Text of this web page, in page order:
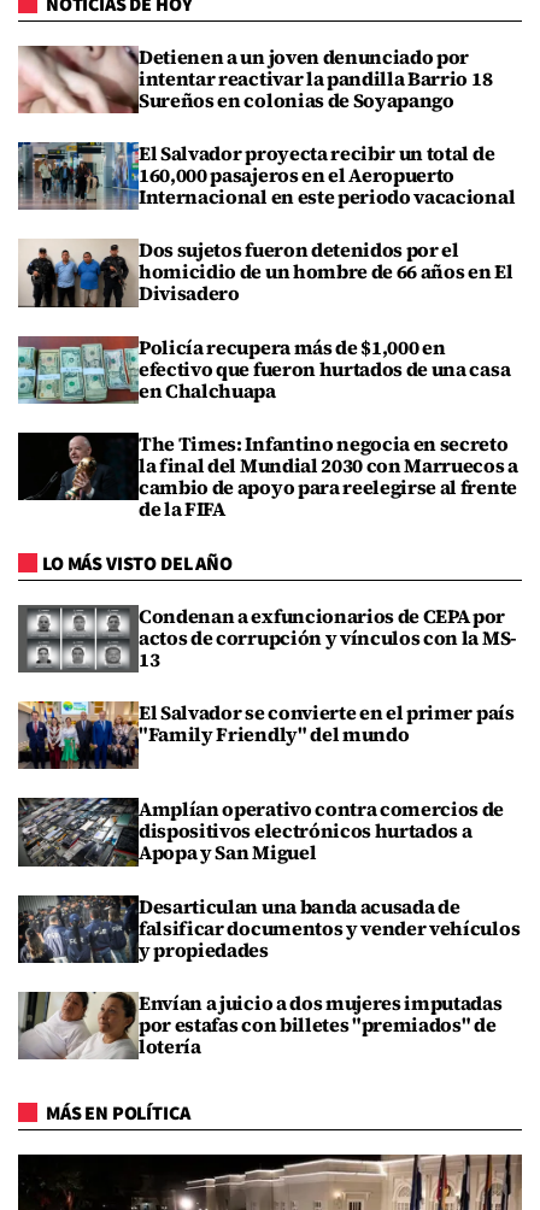
Detienen a un joven denunciado por
intentar reactivar la pandilla Barrio 18
Sureños en colonias de Soyapango
El Salvador proyecta recibir un total de
160,000 pasajeros en el Aeropuerto
Internacional en este periodo vacacional
Dos sujetos fueron detenidos por el
homicidio de un hombre de 66 años en El
Divisadero
Policía recupera más de $1,000 en
efectivo que fueron hurtados de una casa
en Chalchuapa
The Times: Infantino negocia en secreto
la final del Mundial 2030 con Marruecos a
cambio de apoyo para reelegirse al frente
de la FIFA
LO MÁS VISTO DEL AÑO
Condenan a exfuncionarios de CEPA por
actos de corrupción y vínculos con la MS-
13
El Salvador se convierte en el primer país
"Family Friendly" del mundo
Amplían operativo contra comercios de
dispositivos electrónicos hurtados a
Apopa y San Miguel
Desarticulan una banda acusada de
falsificar documentos y vender vehículos
y propiedades
Envían a juicio a dos mujeres imputadas
por estafas con billetes "premiados" de
lotería
MÁS EN POLÍTICA